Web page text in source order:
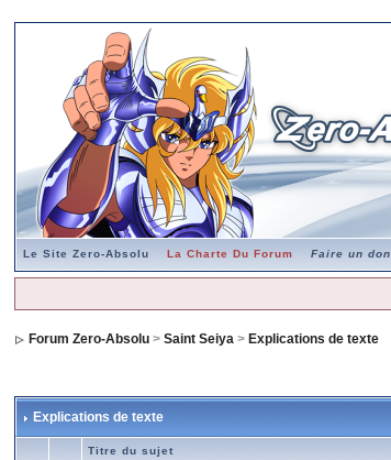
Le Site Zero-Absolu La Charte Du Forum Faire un don
Forum Zero-Absolu >Saint Seiya > Explications de texte
Explications de texte
Titre du sujet